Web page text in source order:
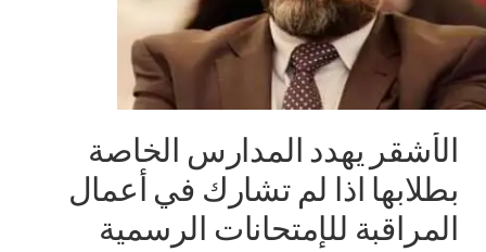
الأشقر يهدد المدارس الخاصة
بطلابها اذا لم تشارك في أعمال
المراقبة للإمتحانات الرسمية